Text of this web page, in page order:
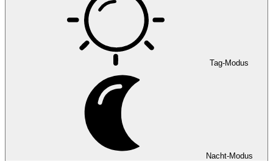
Tag-Modus
Nacht-Modus